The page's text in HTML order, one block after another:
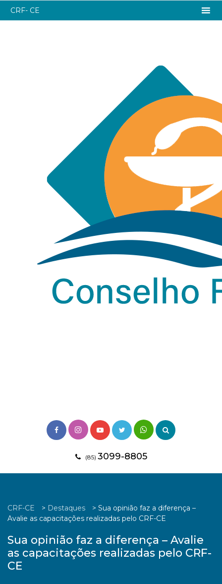
(85) 3099-8805
CRF- CE
CRF-CE > Destaques > Sua opinião faz a diferença –
Avalie as capacitações realizadas pelo CRF-CE
Sua opinião faz a diferença – Avalie
as capacitações realizadas pelo CRF-
CE